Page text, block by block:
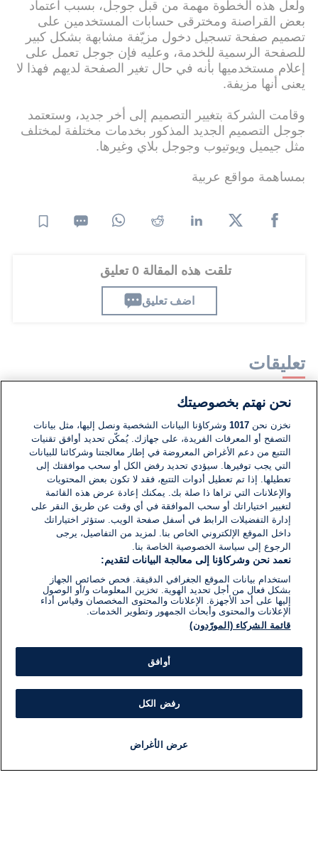
ولعل هذه الخطوة مهمة من قبل جوجل، بسبب اعتماد
بعض القراصنة ومخترقى حسابات المستخدمين على
تصميم صفحة تسجيل دخول مزيّفة مشابهة بشكل كبير
للصفحة الرسمية للخدمة، وعليه فإن جوجل تعمل على
إعلام مستخدميها بأنه في حال تغير الصفحة لديهم فهذا لا
يعنى أنها مزيفة.
وقامت الشركة بتغيير التصميم إلى أخر جديد، وستعتمد
جوجل التصميم الجديد المذكور بخدمات مختلفة لمختلف
مثل جيميل ويوتيوب وجوجل بلاي وغيرها.
بمساهمة مواقع عربية
تلقت هذه المقالة 0 تعليق
اضف تعليق
تعليقات
لا توجد تعليقات مكتوبة حتى الآن. كن الأول!
اكتب تعليقًا جديدًا ...
نحن نهتم بخصوصيتك
نخزن نحن1017 وشركاؤنا البيانات الشخصية ونصل إليها، مثل بيانات
التصفح أو المعرفات الفريدة، على جهازك. يُمكّن تحديد أوافق تقنيات
التتبع من دعم الأغراض المعروضة في إطار معالجتنا وشركائنا للبيانات
التي يجب توفيرها. سيؤدي تحديد رفض الكل أو سحب موافقتك إلى
تعطيلها. إذا تم تعطيل أدوات التتبع، فقد لا تكون بعض المحتويات
والإعلانات التي تراها ذا صلة بك. يمكنك إعادة عرض هذه القائمة
لتغيير اختياراتك أو سحب الموافقة في أي وقت عن طريق النقر على
إدارة التفضيلات الرابط في أسفل صفحة الويب. ستؤثر اختياراتك
داخل الموقع الإلكتروني الخاص بنا. لمزيد من التفاصيل، يرجى
الرجوع إلى سياسة الخصوصية الخاصة بنا.
نعمد نحن وشركاؤنا إلى معالجة البيانات لتقديم:
استخدام بيانات الموقع الجغرافي الدقيقة. فحص خصائص الجهاز
بشكل فعال من أجل تحديد الهوية. تخزين المعلومات و/أو الوصول
إليها على أحد الأجهزة. الإعلانات والمحتوى المخصصان وقياس أداء
الإعلانات والمحتوى وأبحاث الجمهور وتطوير الخدمات.
قائمة الشركاء (المورّدون)
أوافق
رفض الكل
عرض الأغراض